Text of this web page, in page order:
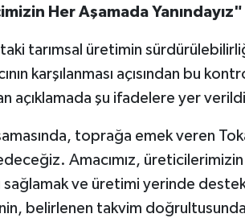
Her Aşamada Yanındayız"
tarımsal üretimin
karşılanması açısından bu
açıklamada şu ifadelere yer
toprağa emek veren
Amacımız,
sağlamak ve üretimi yerinde
belirlenen takvim